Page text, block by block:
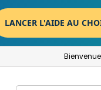
LANCER L'AIDE AU
×
×
×
×